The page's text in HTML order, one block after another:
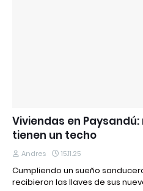
Viviendas en
tienen un techo
Andres 15.11.25
Cumpliendo un sueño
recibieron las llaves de sus